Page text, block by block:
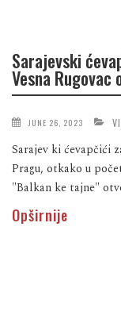
Sarajevski
Vesna Rugovac
JUNE 26, 2023
Sarajev ki ćevapčići
Pragu, otkako u
"Balkan ke tajne"
Opširnije